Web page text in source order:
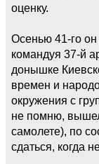
оценку.
Осенью 41-го
командуя 37-й
донышке
времен и
окружения с
не помню,
самолете), по
сдаться, когда